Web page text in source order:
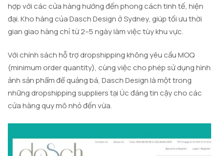
hợp với các cửa hàng hướng đến phong cách tinh tế, hiện
đại. Kho hàng của Dasch Design ở Sydney, giúp tối ưu thời
gian giao hàng chỉ từ 2–5 ngày làm việc tùy khu vực.
Với chính sách hỗ trợ dropshipping không yêu cầu MOQ
(minimum order quantity), cùng việc cho phép sử dụng hình
ảnh sản phẩm để quảng bá, Dasch Design là một trong
những dropshipping suppliers tại Úc đáng tin cậy cho các
cửa hàng quy mô nhỏ đến vừa.